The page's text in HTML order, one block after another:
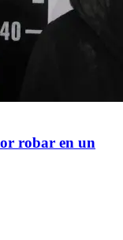
robar en un